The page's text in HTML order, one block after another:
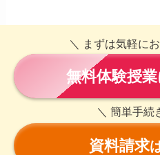
＼ まずは気軽に
無料体験授業
＼ 簡単手続
資料請求